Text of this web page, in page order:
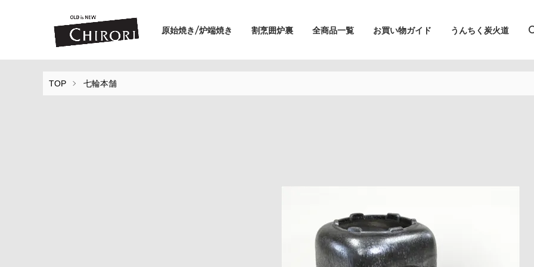
原始焼き/炉端焼き 割烹囲炉裏 全商品一覧 お買い物ガイド うんちく炭火道
TOP 七輪本舗